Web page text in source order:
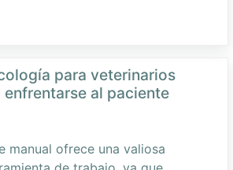
para veterinarios
al paciente
manual ofrece una valiosa